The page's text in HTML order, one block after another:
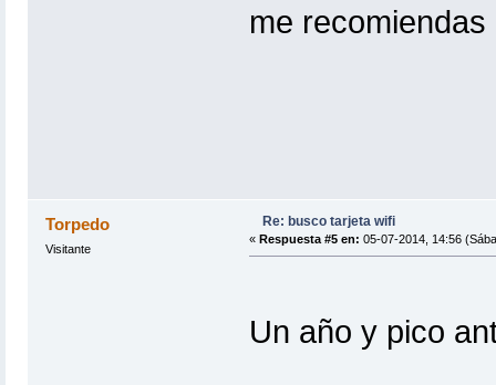
me recomiendas
Torpedo
Visitante
Re: busco tarjeta wifi
« Respuesta #5 en: 05-07-2014, 14:56
Un año y pico